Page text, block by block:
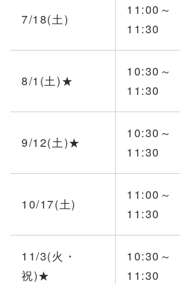
7/18(土)
11:00～
11:30
8/1(土)★
10:30～
11:30
9/12(土)★
10:30～
11:30
10/17(土)
11:00～
11:30
11/3(火・
祝)★
10:30～
11:30